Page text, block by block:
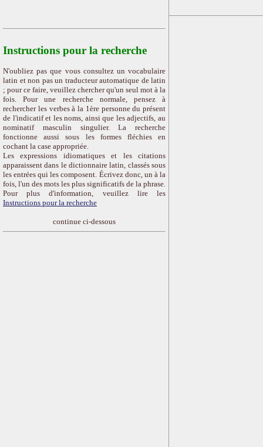
Instructions pour la recherche
N'oubliez pas que vous consultez un vocabulaire
latin et non pas un traducteur automatique de latin
; pour ce faire, veuillez chercher qu'un seul mot à la
fois. Pour une recherche normale, pensez à
rechercher les verbes à la 1ère personne du présent
de l'indicatif et les noms, ainsi que les adjectifs, au
nominatif masculin singulier. La recherche
fonctionne aussi sous les formes fléchies en
cochant la case appropriée.
Les expressions idiomatiques et les citations
apparaissent dans le dictionnaire latin, classés sous
les entrées qui les composent. Écrivez donc, un à la
fois, l'un des mots les plus significatifs de la phrase.
Pour plus d'information, veuillez lire les
Instructions pour la recherche
continue ci-dessous